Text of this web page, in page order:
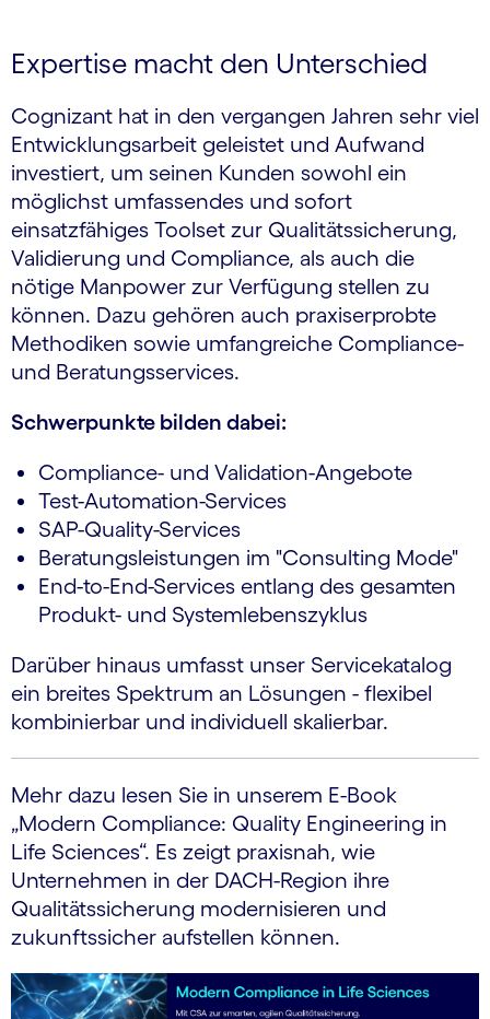
Expertise macht den Unterschied
Cognizant hat in den vergangen Jahren sehr viel
Entwicklungsarbeit geleistet und Aufwand
investiert, um seinen Kunden sowohl ein
möglichst umfassendes und sofort
einsatzfähiges Toolset zur Qualitätssicherung,
Validierung und Compliance, als auch die
nötige Manpower zur Verfügung stellen zu
können. Dazu gehören auch praxiserprobte
Methodiken sowie umfangreiche Compliance-
und Beratungsservices.
Schwerpunkte bilden dabei:
Compliance- und Validation-Angebote
Test-Automation-Services
SAP-Quality-Services
Beratungsleistungen im "Consulting Mode"
End-to-End-Services entlang des gesamten
Produkt- und Systemlebenszyklus
Darüber hinaus umfasst unser Servicekatalog
ein breites Spektrum an Lösungen - flexibel
kombinierbar und individuell skalierbar.
Mehr dazu lesen Sie in unserem E-Book
„Modern Compliance: Quality Engineering in
Life Sciences“. Es zeigt praxisnah, wie
Unternehmen in der DACH-Region ihre
Qualitätssicherung modernisieren und
zukunftssicher aufstellen können.